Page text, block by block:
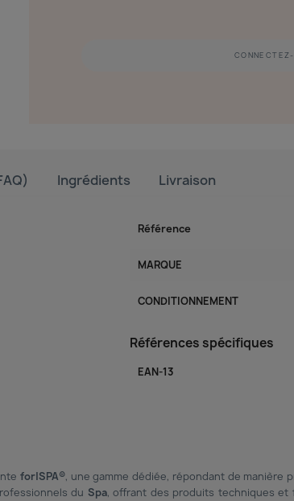
Ingrédients Livraison
Référence
MARQUE
CONDITIONNEMENT
Références spécifiques
EAN-13
for|SPA®, une gamme dédiée, répondant de manière
du Spa, offrant des produits techniques